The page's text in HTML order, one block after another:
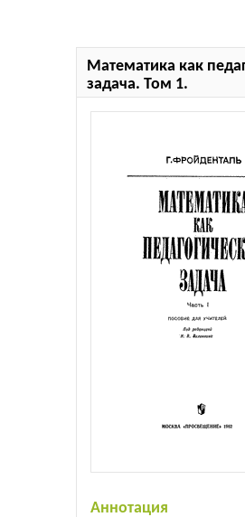
Математика как
задача. Том 1.
Аннотация